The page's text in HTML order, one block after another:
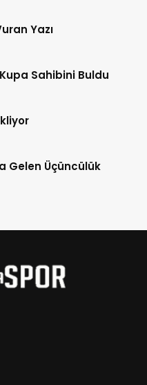
Yazı
Sahibini Buldu
Gelen Üçüncülük